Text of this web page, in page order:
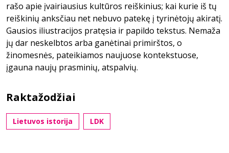
rašo apie įvairiausius kultūros reiškinius; kai kurie iš tų
reiškinių anksčiau net nebuvo patekę į tyrinėtojų akiratį.
Gausios iliustracijos pratęsia ir papildo tekstus. Nemaža
jų dar neskelbtos arba ganėtinai primirštos, o
žinomesnės, pateikiamos naujuose kontekstuose,
įgauna naujų prasminių, atspalvių.
Raktažodžiai
Lietuvos istorija LDK